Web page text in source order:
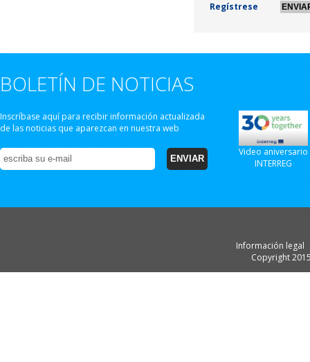
Regístrese
BOLETÍN DE NOTICIAS
Inscríbase aquí para recibir información actualizada
de las noticias que aparezcan en nuestra web
Video aniversario
INTERREG
Información legal
Copyright